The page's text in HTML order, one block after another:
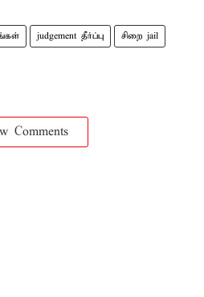
judgement தீர்ப்பு சிறை jail
Comments